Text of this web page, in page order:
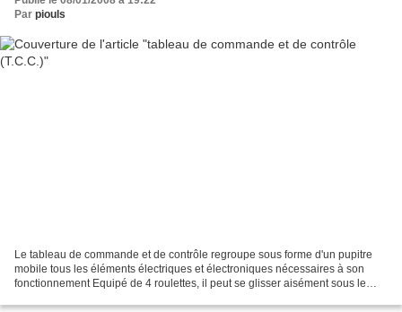
Par piouls
Le tableau de commande et de contrôle regroupe sous forme d'un pupitre
mobile tous les éléments électriques et électroniques nécessaires à son
fonctionnement Equipé de 4 roulettes, il peut se glisser aisément sous le